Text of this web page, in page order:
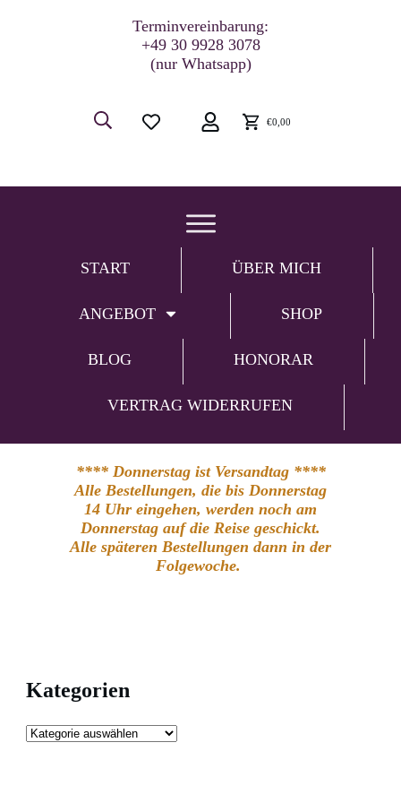
Terminvereinbarung:
+49 30 9928 3078
(nur Whatsapp)
€0,00
START ÜBER MICH
ANGEBOT SHOP
BLOG HONORAR
VERTRAG WIDERRUFEN
**** Donnerstag ist Versandtag ****
Alle Bestellungen, die bis Donnerstag
14 Uhr eingehen, werden noch am
Donnerstag auf die Reise geschickt.
Alle späteren Bestellungen dann in der
Folgewoche.
Kategorien